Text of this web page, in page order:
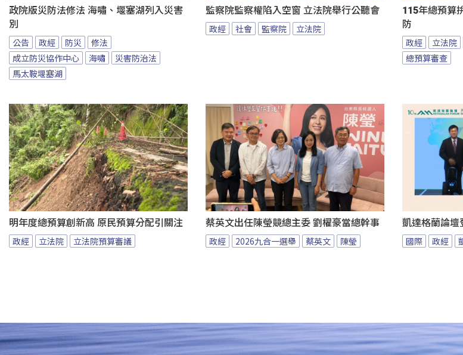
政院版災防法修法 海嘯、堰塞湖列入災害
別
公告 政經 防災
修法
成立防災協作中心
海嘯
災害防治法
馬太鞍堰塞湖
監察院監察權陷入空窗 立法院舉行公聽會
政經 社會 監察院 立法院
115年總預算
防
政經 立法院
總預算審查
明年度總預算創新高 原民預算分配引關注
政經 立法院 立法院預算審議
蔡英文出任陳瑩競總主委 劉櫂豪當總幹事
政經 2026九合一選舉 蔡英文 陳瑩
凱達格蘭論壇
國際 政經